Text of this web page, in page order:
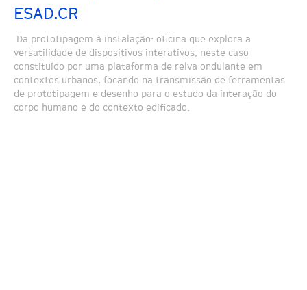
ESAD.CR
Da prototipagem à instalação: oficina que explora a
versatilidade de dispositivos interativos, neste caso
constituído por uma plataforma de relva ondulante em
contextos urbanos, focando na transmissão de ferramentas
de prototipagem e desenho para o estudo da interação do
corpo humano e do contexto edificado.